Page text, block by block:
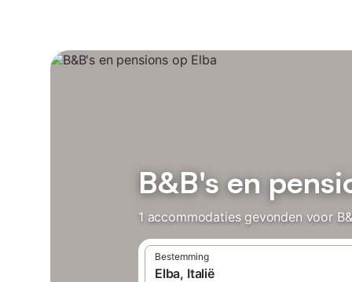
B&B's en
1 accommodaties gevonden voor
Bestemming